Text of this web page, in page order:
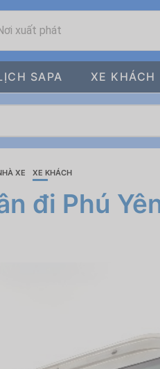
xuất phát
SAPA XE KHÁCH
XE XE KHÁCH
đi Phú